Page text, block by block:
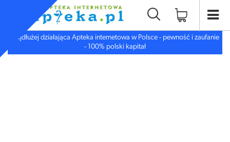
Najdłużej działająca Apteka internetowa w Polsce - pewność i zaufanie
- 100% polski kapitał